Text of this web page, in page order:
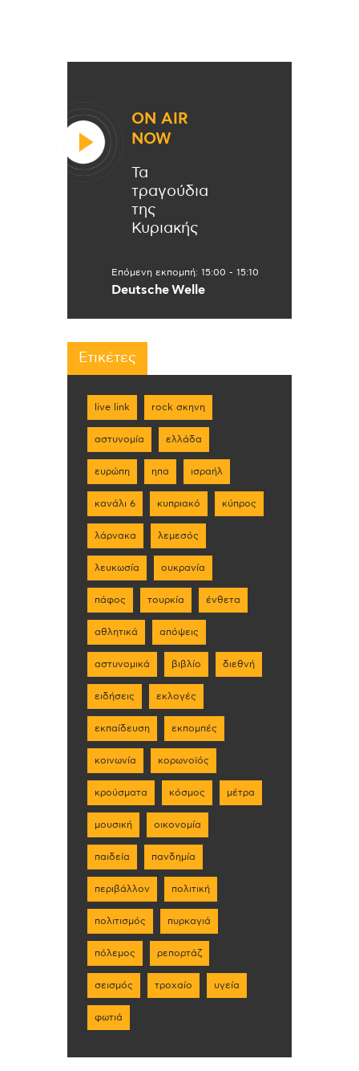
ON AIR
NOW
Τα
τραγούδια
της
Κυριακής
Επόμενη εκπομπή: 15:00 - 15:10
Deutsche Welle
Ετικέτες
live link rock σκηνη
αστυνομία ελλάδα
ευρώπη ηπα ισραήλ
κανάλι 6 κυπριακό κύπρος
λάρνακα λεμεσός
λευκωσία ουκρανία
πάφος τουρκία ένθετα
αθλητικά απόψεις
αστυνομικά βιβλίο διεθνή
ειδήσεις εκλογές
εκπαίδευση εκπομπές
κοινωνία κορωνοϊός
κρούσματα κόσμος μέτρα
μουσική οικονομία
παιδεία πανδημία
περιβάλλον πολιτική
πολιτισμός πυρκαγιά
πόλεμος ρεπορτάζ
σεισμός τροχαίο υγεία
φωτιά